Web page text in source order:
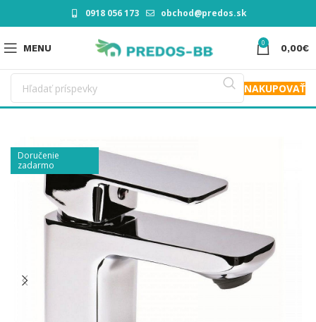
0918 056 173 obchod@predos.sk
MENU 0 0,00€
NAKUPOVAŤ
Doručenie
zadarmo